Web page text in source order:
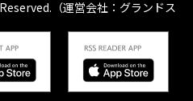
（運営会社：グランドス